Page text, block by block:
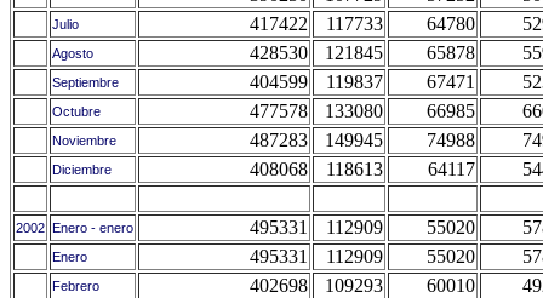
Julio 417422 117733 64780
Agosto 428530 121845 65878
Septiembre 404599 119837 67471
Octubre 477578 133080 66985
Noviembre 487283 149945 74988
Diciembre 408068 118613 64117
2002 Enero - enero 495331 112909 55020
Enero 495331 112909 55020
Febrero 402698 109293 60010